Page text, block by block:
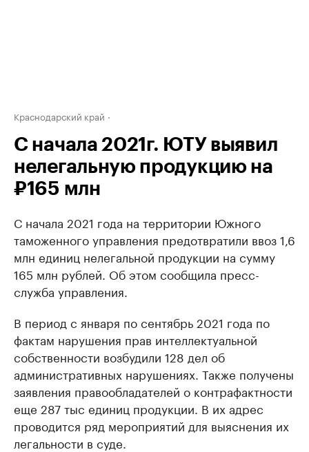
Краснодарский край
С начала 2021г. ЮТУ выявил
нелегальную продукцию на
₽165 млн
С начала 2021 года на территории Южного
таможенного управления предотвратили ввоз 1,6
млн единиц нелегальной продукции на сумму
165 млн рублей. Об этом сообщила пресс-
служба управления.
В период с января по сентябрь 2021 года по
фактам нарушения прав интеллектуальной
собственности возбудили 128 дел об
административных нарушениях. Также получены
заявления правообладателей о контрафактности
еще 287 тыс единиц продукции. В их адрес
проводится ряд мероприятий для выяснения их
легальности в суде.